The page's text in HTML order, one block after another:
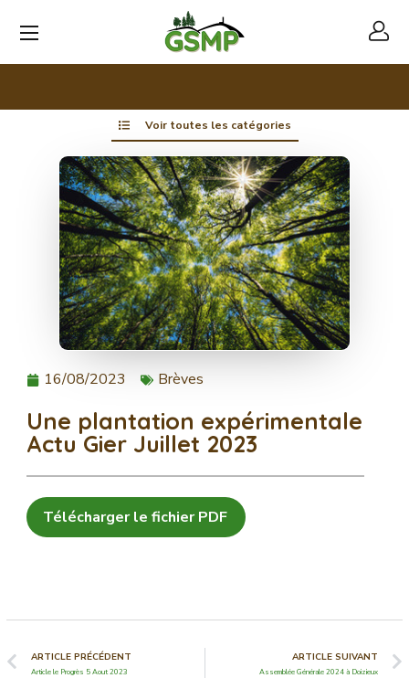
Voir toutes les catégories
16/08/2023 Brèves
Une plantation expérimentale
Actu Gier Juillet 2023
Télécharger le fichier PDF
ARTICLE PRÉCÉDENT
Article le Progrès 5 Aout 2023
ARTICLE SUIVANT
Assemblée Générale 2024 à Doizieux